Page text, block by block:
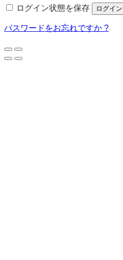
ログイン状態を保存
ログイン
パスワードをお忘れですか ?